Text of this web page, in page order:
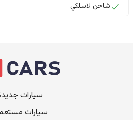
شاحن لاسلكي
سيارات
سيارات